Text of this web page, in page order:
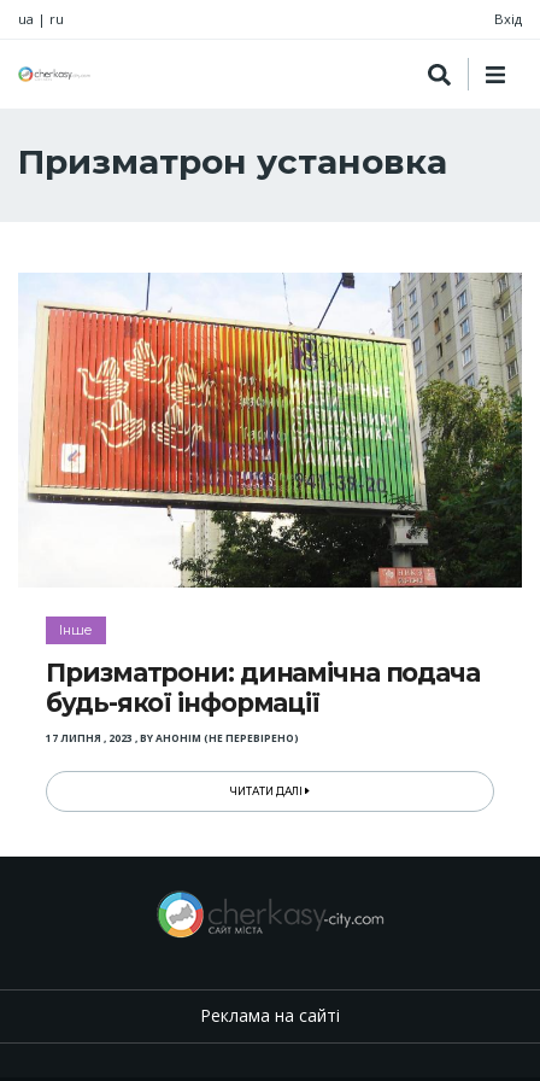
ua | ru Вхід
Призматрон установка
Інше
Призматрони: динамічна подача
будь-якої інформації
17 ЛИПНЯ , 2023 ,BYАНОНІМ (НЕ ПЕРЕВІРЕНО)
ЧИТАТИ ДАЛІ
Реклама на сайті